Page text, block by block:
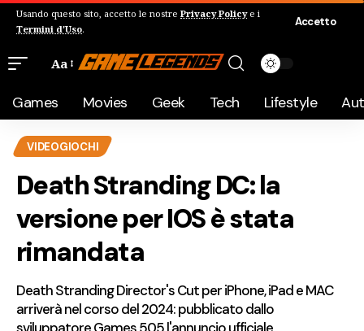
Usando questo sito, accetto le nostre Privacy Policye i
Termini d'Uso.
Accetto
Aa
Games Movies Geek Tech Lifestyle
VIDEOGIOCHI
Death Stranding DC: la
versione per IOS è stata
rimandata
Death Stranding Director's Cut per iPhone, iPad e MAC
arriverà nel corso del 2024: pubblicato dallo